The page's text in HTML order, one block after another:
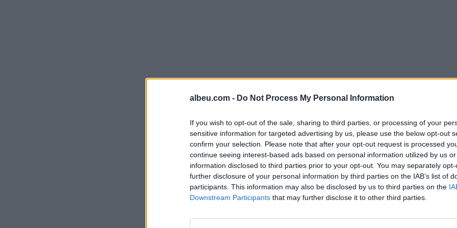
albeu.com - Do Not Process My Personal Information
If you wish to opt-out of the sale, sharing to third parties, or processing of your
sensitive information for targeted advertising by us, please use the below opt-out
confirm your selection. Please note that after your opt-out request is processed
continue seeing interest-based ads based on personal information utilized by us
information disclosed to third parties prior to your opt-out. You may separately
further disclosure of your personal information by third parties on the IAB’s list of
participants. This information may also be disclosed by us to third parties on the
Downstream Participants that may further disclose it to other third parties.